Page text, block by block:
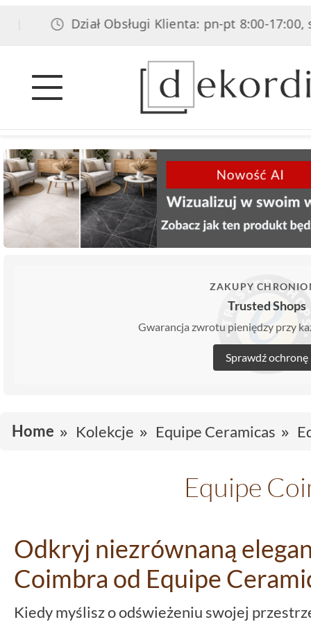
Dział Obsługi Klienta: pn-pt 8:00-17:00,
ZAKUPY
Trusted Shops
Gwarancja zwrotu pieniędzy przy
Sprawdź ochronę
Home Kolekcje Equipe Ceramicas
Equipe
Odkryj niezrównaną
Coimbra od Equipe
Kiedy myślisz o odświeżeniu swojej